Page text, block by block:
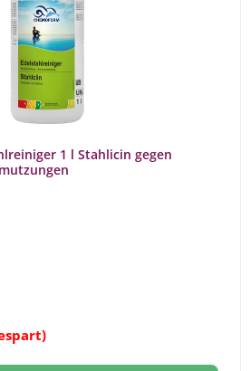
1 l Stahlicin gegen